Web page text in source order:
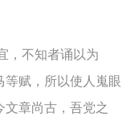
，不知者诵以为
等赋，所以使人嵬眼
章尚古，吾党之